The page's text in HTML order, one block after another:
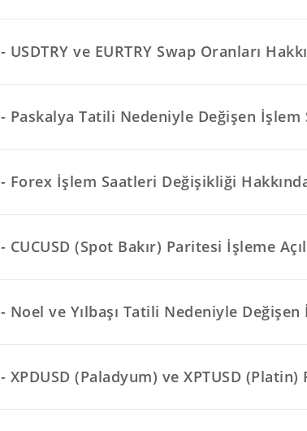
- USDTRY ve EURTRY Swap Oranları
- Paskalya Tatili Nedeniyle Değişen İşlem
- Forex İşlem Saatleri Değişikliği
- CUCUSD (Spot Bakır) Paritesi İşleme
- Noel ve Yılbaşı Tatili Nedeniyle
- XPDUSD (Paladyum) ve XPTUSD